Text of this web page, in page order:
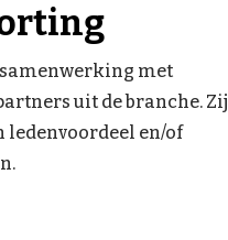
met
uit de branche. Zij
ledenvoordeel en/of